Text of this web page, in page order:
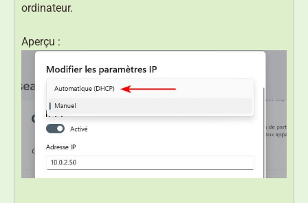
ordinateur.
Aperçu :